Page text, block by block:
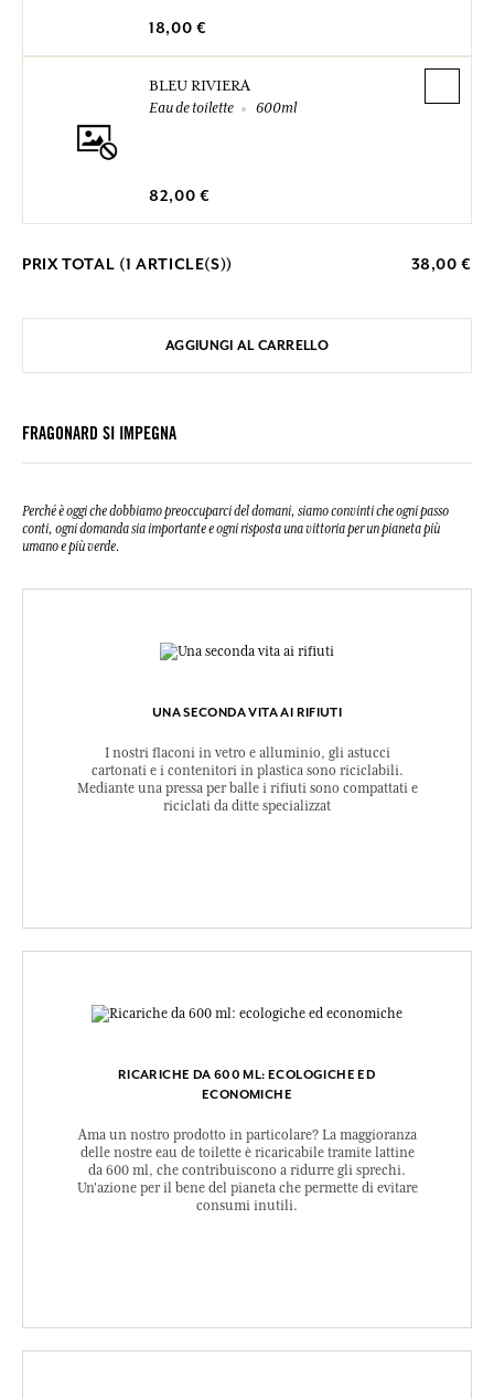
18,00 €
BLEU RIVIERA
Eau de toilette
600ml
82,00 €
PRIX TOTAL (1 ARTICLE(S)) 38,00 €
AGGIUNGI AL CARRELLO
FRAGONARD SI IMPEGNA
Perché è oggi che dobbiamo preoccuparci del domani, siamo convinti che ogni passo
conti, ogni domanda sia importante e ogni risposta una vittoria per un pianeta più
umano e più verde.
UNA SECONDA VITA AI RIFIUTI
I nostri flaconi in vetro e alluminio, gli astucci
cartonati e i contenitori in plastica sono riciclabili.
Mediante una pressa per balle i rifiuti sono compattati e
riciclati da ditte specializzat
RICARICHE DA 600 ML: ECOLOGICHE ED
ECONOMICHE
Ama un nostro prodotto in particolare? La maggioranza
delle nostre eau de toilette è ricaricabile tramite lattine
da 600 ml, che contribuiscono a ridurre gli sprechi.
Un'azione per il bene del pianeta che permette di evitare
consumi inutili.